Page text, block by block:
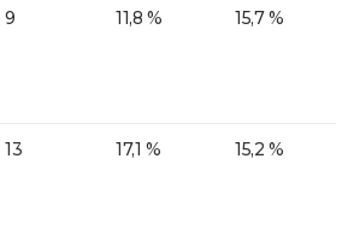
9 11,8 % 15,7 %
13 17,1 % 15,2 %